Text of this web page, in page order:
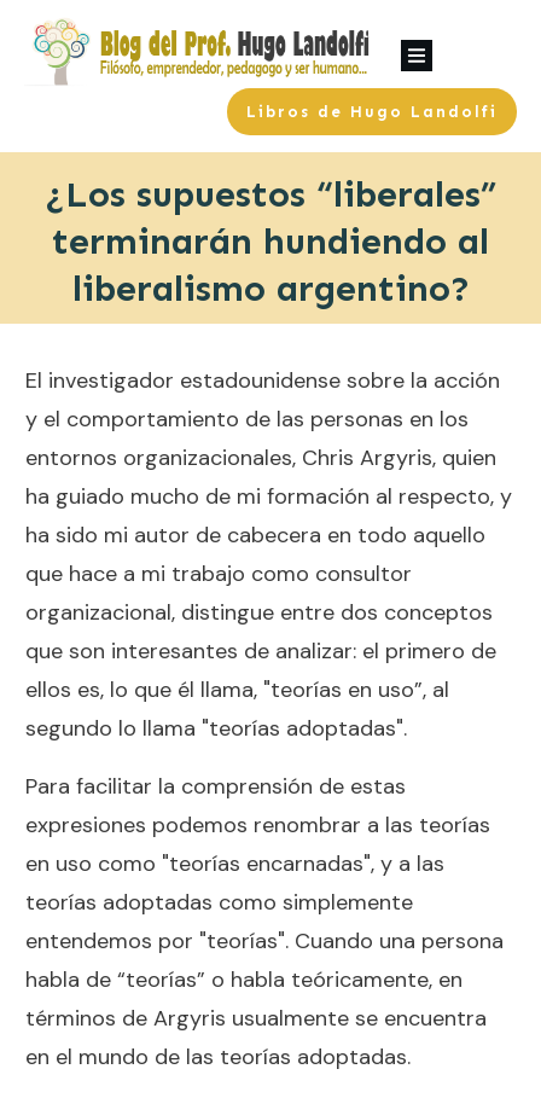
Libros de Hugo Landolfi
¿Los supuestos “liberales”
terminarán hundiendo al
liberalismo argentino?
El investigador estadounidense sobre la acción
y el comportamiento de las personas en los
entornos organizacionales, Chris Argyris, quien
ha guiado mucho de mi formación al respecto, y
ha sido mi autor de cabecera en todo aquello
que hace a mi trabajo como consultor
organizacional, distingue entre dos conceptos
que son interesantes de analizar: el primero de
ellos es, lo que él llama, "teorías en uso”, al
segundo lo llama "teorías adoptadas".
Para facilitar la comprensión de estas
expresiones podemos renombrar a las teorías
en uso como "teorías encarnadas", y a las
teorías adoptadas como simplemente
entendemos por "teorías". Cuando una persona
habla de “teorías” o habla teóricamente, en
términos de Argyris usualmente se encuentra
en el mundo de las teorías adoptadas.